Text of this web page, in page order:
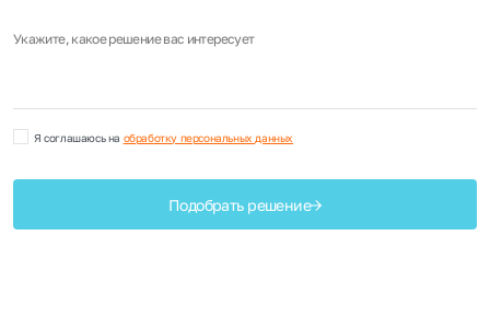
Укажите, какое решение вас интересует
Я соглашаюсь на обработку персональных данных
Подобрать решение